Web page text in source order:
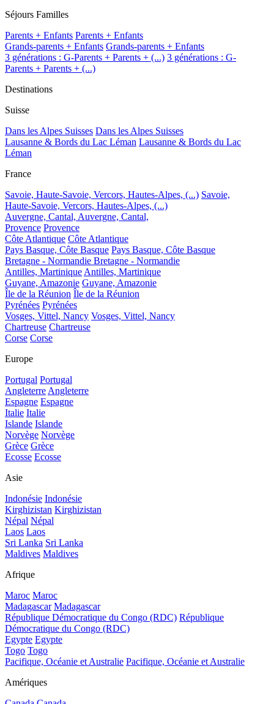
Séjours Familles
Parents + Enfants Parents + Enfants
Grands-parents + Enfants Grands-parents + Enfants
3 générations : G-Parents + Parents + (...) 3 générations : G-
Parents + Parents + (...)
Destinations
Suisse
Dans les Alpes Suisses Dans les Alpes Suisses
Lausanne & Bords du Lac Léman Lausanne & Bords du Lac
Léman
France
Savoie, Haute-Savoie, Vercors, Hautes-Alpes, (...) Savoie,
Haute-Savoie, Vercors, Hautes-Alpes, (...)
Auvergne, Cantal, Auvergne, Cantal,
Provence Provence
Côte Atlantique Côte Atlantique
Pays Basque, Côte Basque Pays Basque, Côte Basque
Bretagne - Normandie Bretagne - Normandie
Antilles, Martinique Antilles, Martinique
Guyane, Amazonie Guyane, Amazonie
Île de la Réunion Île de la Réunion
Pyrénées Pyrénées
Vosges, Vittel, Nancy Vosges, Vittel, Nancy
Chartreuse Chartreuse
Corse Corse
Europe
Portugal Portugal
Angleterre Angleterre
Espagne Espagne
Italie Italie
Islande Islande
Norvège Norvège
Grèce Grèce
Ecosse Ecosse
Asie
Indonésie Indonésie
Kirghizistan Kirghizistan
Népal Népal
Laos Laos
Sri Lanka Sri Lanka
Maldives Maldives
Afrique
Maroc Maroc
Madagascar Madagascar
République Démocratique du Congo (RDC) République
Démocratique du Congo (RDC)
Egypte Egypte
Togo Togo
Pacifique, Océanie et Australie Pacifique, Océanie et Australie
Amériques